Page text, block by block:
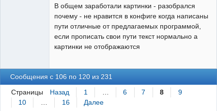
В общем заработали картинки - разобрался
почему - не нравится в конфиге когда написаны
пути отличные от предлагаемых программой,
если прописать свои пути текст нормально а
картинки не отображаются
Сообщения с 106 по 120 из 231
Страницы Назад 1 6 7 8
9
10
16
Далее